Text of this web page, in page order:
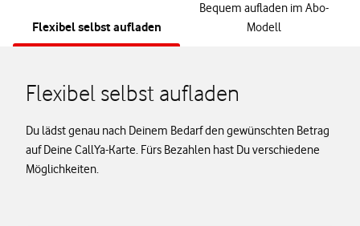
Flexibel selbst aufladen
Bequem aufladen im Abo-
Modell
Flexibel selbst aufladen
Du lädst genau nach Deinem Bedarf den gewünschten Betrag
auf Deine CallYa-Karte. Fürs Bezahlen hast Du verschiedene
Möglichkeiten.